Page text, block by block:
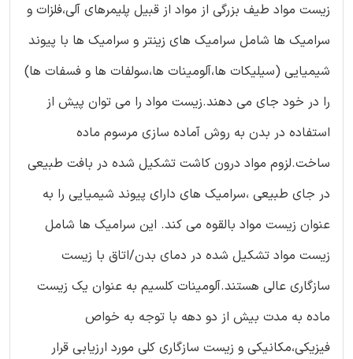
زیست مواد طیف بزرگی از مواد از قبیل پلیمرهای آلی،فلزات و
سرامیک ها شامل سرامیک های زینتر و سرامیک ها با پیوند
شیمیایی (سیلیکات ها،آلومینات ها،سولفات ها و فسفات ها)
را در خود جای می دهند.زیست مواد را می توان پیش از
استفاده در بدن به روش آماده سازی مرسوم ماده
ساخت.لزوم مواد درون کاشت تشکیل شده در بافت طبیعی
در جای طبیعی ،سرامیک های دارای پیوند شیمیایی را به
عنوان زیست مواد بالقوه می کند. این سرامیک ها شامل
زیست مواد تشکیل شده در دمای بدن/اتاق با زیست
سازگاری عالی هستند.آلومینات کلسیم به عنوان یک زیست
ماده به مدت بیش از دو دهه با توجه به خواص
فیزیکی،مکانیکی و زیست سازگاری کلی مورد ارزیابی قرار